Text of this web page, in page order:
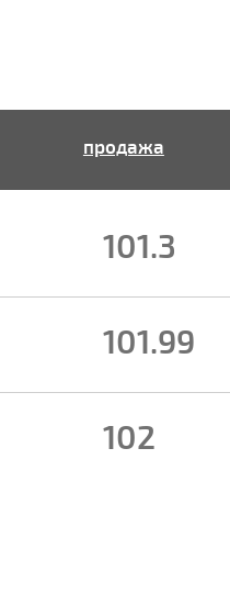
продажа
101.3
101.99
102